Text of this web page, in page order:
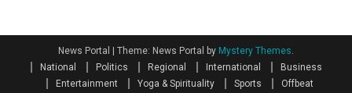
News Portal | Theme: News Portal by Mystery Themes
National
Politics Regional International
Business
Entertainment
Yoga & Spirituality Sports Offbeat